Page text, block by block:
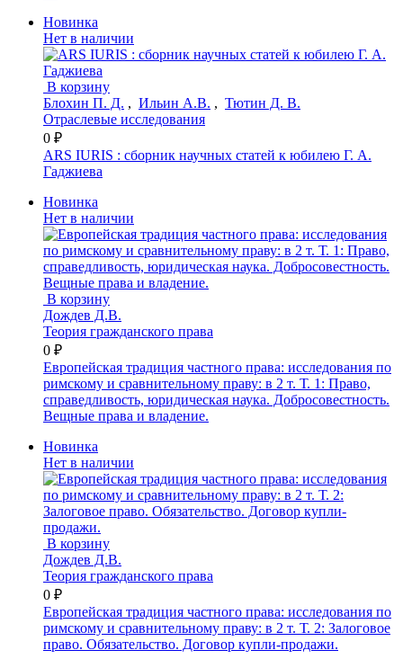
Новинка
Нет в наличии
В корзину
Блохин П. Д. , Ильин А.В. , Тютин Д. В.
Отраслевые исследования
0 ₽
ARS IURIS : сборник научных статей к юбилею Г. А.
Гаджиева
Новинка
Нет в наличии
В корзину
Дождев Д.В.
Теория гражданского права
0 ₽
Европейская традиция частного права: исследования по
римскому и сравнительному праву: в 2 т. Т. 1: Право,
справедливость, юридическая наука. Добросовестность.
Вещные права и владение.
Новинка
Нет в наличии
В корзину
Дождев Д.В.
Теория гражданского права
0 ₽
Европейская традиция частного права: исследования по
римскому и сравнительному праву: в 2 т. Т. 2: Залоговое
право. Обязательство. Договор купли-продажи.